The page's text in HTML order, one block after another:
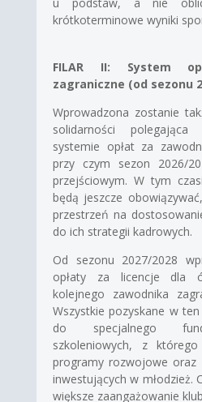
krótkoterminowe wyniki
FILAR II: System
zagraniczne (od sezonu
Wprowadzona zostanie
solidarności
systemie opłat za
przy czym sezon 2026/
przejściowym. W tym
będą jeszcze
przestrzeń na
do ich strategii kadrowych.
Od sezonu 2027/2028
opłaty za licencje dla
kolejnego zawodnika
Wszystkie pozyskane w
do specjalnego
szkoleniowych, z
programy rozwojowe oraz
inwestujących w młodzież.
większe zaangażowanie